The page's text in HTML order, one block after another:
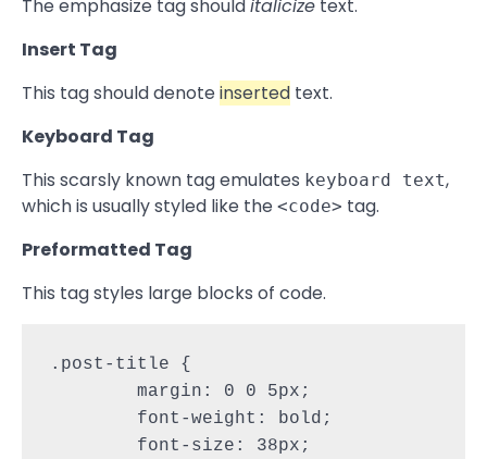
The emphasize tag shoulditalicize text.
Insert Tag
This tag should denoteinserted text.
Keyboard Tag
This scarsly known tag emulates keyboard text,
which is usually styled like the <code> tag.
Preformatted Tag
This tag styles large blocks of code.
.post-title {